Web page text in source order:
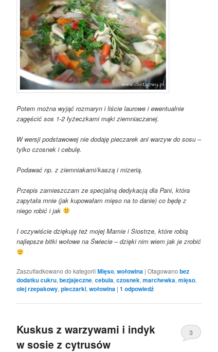
Potem można wyjąć rozmaryn i liście laurowe i ewentualnie
zagęścić sos 1-2 łyżeczkami mąki ziemniaczanej.
W wersji podstawowej nie dodaję pieczarek ani warzyw do sosu –
tylko czosnek i cebulę.
Podawać np. z ziemniakami/kaszą i mizerią.
Przepis zamieszczam ze specjalną dedykacją dla Pani, która
zapytała mnie (jak kupowałam mięso na to danie) co będę z
niego robić i jak
I oczywiście dziękuję też mojej Mamie i Siostrze, które robią
najlepsze bitki wołowe na Świecie – dzięki nim wiem jak je zrobić
Zaszufladkowano do kategorii Mięso,wołowina |Otagowano bez
dodatku cukru,bezjajeczne,cebula,czosnek,marchewka,mięso,
olej rzepakowy,pieczarki,wołowina |1 odpowiedź
Kuskus z warzywami i indyk
w sosie z cytrusów
3